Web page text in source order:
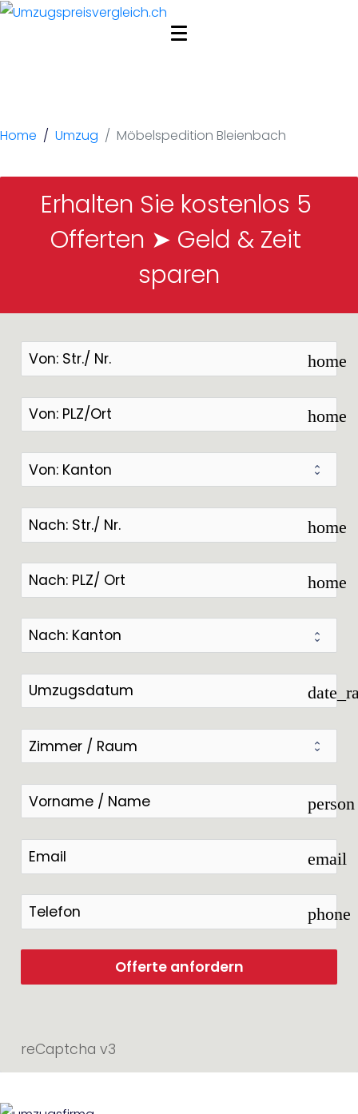
Home Umzug Möbelspedition Bleienbach
Erhalten Sie kostenlos 5
Offerten ➤ Geld & Zeit
sparen
home
home
home
home
person
email
phone
Offerte anfordern
reCaptcha v3